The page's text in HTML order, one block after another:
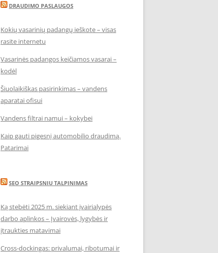
DRAUDIMO PASLAUGOS
Kokių vasarinių padangų ieškote – visas
rasite internetu
Vasarinės padangos keičiamos vasarai –
kodėl
Šiuolaikiškas pasirinkimas – vandens
aparatai ofisui
Vandens filtrai namui – kokybei
Kaip gauti pigesnį automobilio draudimą.
Patarimai
SEO STRAIPSNIU TALPINIMAS
Ką stebėti 2025 m. siekiant įvairialypės
darbo aplinkos – Įvairovės, lygybės ir
įtraukties matavimai
Cross-dockingas: privalumai, ribotumai ir